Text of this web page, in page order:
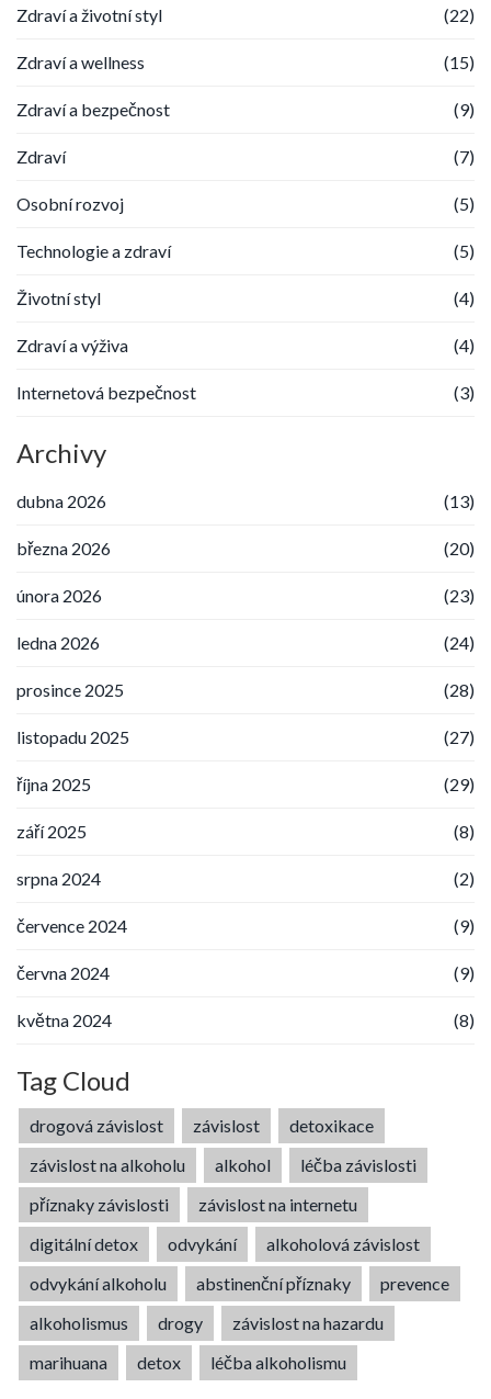
Zdraví a životní styl (22)
Zdraví a wellness (15)
Zdraví a bezpečnost (9)
Zdraví (7)
Osobní rozvoj (5)
Technologie a zdraví (5)
Životní styl (4)
Zdraví a výživa (4)
Internetová bezpečnost (3)
Archivy
dubna 2026 (13)
března 2026 (20)
února 2026 (23)
ledna 2026 (24)
prosince 2025 (28)
listopadu 2025 (27)
října 2025 (29)
září 2025 (8)
srpna 2024 (2)
července 2024 (9)
června 2024 (9)
května 2024 (8)
Tag Cloud
drogová závislost závislost
detoxikace
závislost na alkoholu
alkohol
léčba závislosti
příznaky závislosti
závislost na internetu
digitální detox
odvykání
alkoholová závislost
odvykání alkoholu
abstinenční příznaky
prevence
alkoholismus
drogy
závislost na hazardu
marihuana
detox léčba alkoholismu